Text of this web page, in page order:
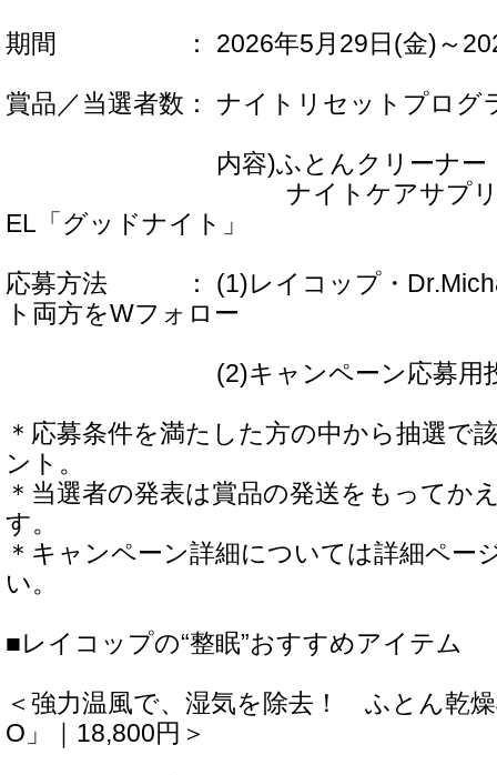
期間 ： 2026年5月29日(金)～2026
賞品／当選者数： ナイトリセットプログ
内容)ふとんクリーナー「
ナイトケアサプリメン
EL「グッドナイト」
応募方法 ： (1)レイコップ・
ト両方をWフォロー
(2)キャンペーン応募用投稿
＊応募条件を満たした方の中から抽選で
ント。
＊当選者の発表は賞品の発送をもってか
す。
＊キャンペーン詳細については詳細ペー
い。
■レイコップの“整眠”おすすめアイテム
＜強力温風で、湿気を除去！ ふとん乾
O」｜18,800円＞